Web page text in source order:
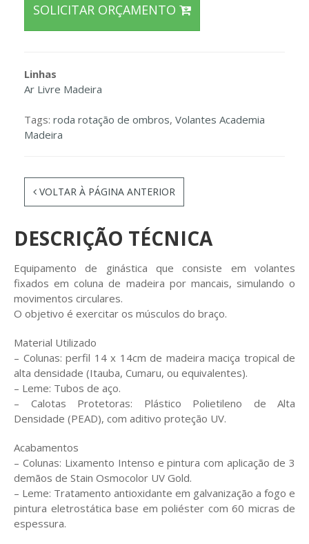
SOLICITAR ORÇAMENTO
Linhas
Ar Livre Madeira
Tags: roda rotação de ombros, Volantes Academia
Madeira
VOLTAR À PÁGINA ANTERIOR
DESCRIÇÃO TÉCNICA
Equipamento de ginástica que consiste em volantes
fixados em coluna de madeira por mancais, simulando o
movimentos circulares.
O objetivo é exercitar os músculos do braço.
Material Utilizado
– Colunas: perfil 14 x 14cm de madeira maciça tropical de
alta densidade (Itauba, Cumaru, ou equivalentes).
– Leme: Tubos de aço.
– Calotas Protetoras: Plástico Polietileno de Alta
Densidade (PEAD), com aditivo proteção UV.
Acabamentos
– Colunas: Lixamento Intenso e pintura com aplicação de 3
demãos de Stain Osmocolor UV Gold.
– Leme: Tratamento antioxidante em galvanização a fogo e
pintura eletrostática base em poliéster com 60 micras de
espessura.